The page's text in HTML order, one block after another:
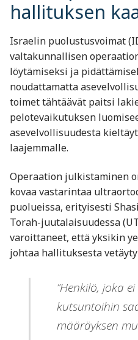
hallituksen
Israelin puolustusvoimat
valtakunnallisen
löytämiseksi ja
noudattamatta
toimet tähtäävät paitsi
pelotevaikutuksen
asevelvollisuudesta
laajemmalle.
Operaation julkistaminen
kovaa vastarintaa
puolueissa, erityisesti
Torah-juutalaisuudessa
varoittaneet, että yksikin
johtaa hallituksesta
”Henkilö, joka
kutsuntoihin
määräyksen